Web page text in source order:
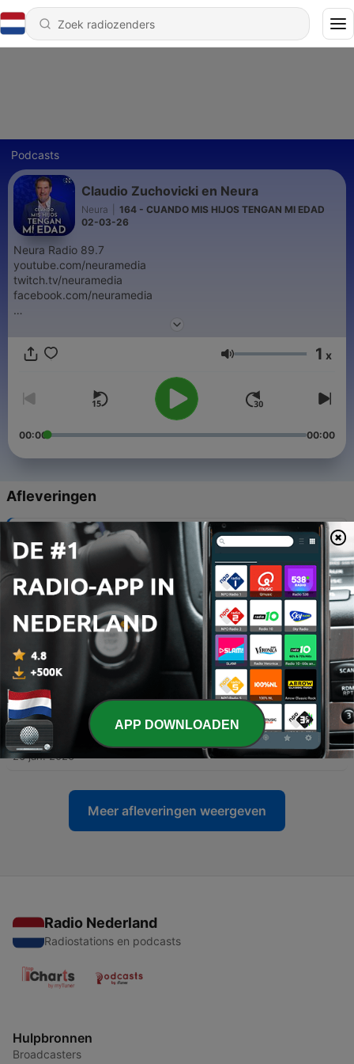
Podcasts
Claudio Zuchovicki en Neura
Neura
164 - CUANDO MIS HIJOS TENGAN MI EDAD
02-03-26
Neura Radio 89.7
youtube.com/neuramedia
twitch.tv/neuramedia
facebook.com/neuramedia
Conviértete en un supporter de este podcast:
neura--5685353/support
Volume 1 x
00:00 00:00
Afleveringen
CUANDO MIS HIJOS TENGAN MI EDAD 02-03-26
30 apr. 2026
163 - CUANDO MIS HIJOS TENGAN MI EDAD 23-02-26
162 - CUANDO MIS HIJOS TENGAN MI EDAD 09-02-26
30 apr. 2026
- CUANDO MIS HIJOS TENGAN MI EDAD 02-02-26
30 apr. 2026
160 - CUANDO MIS HIJOS TENGAN MI EDAD 26-01-26
26 jan. 2026
Meer afleveringen weergeven
Radio Nederland
Radiostations en podcasts
Hulpbronnen
Broadcasters
APP DOWNLOADEN